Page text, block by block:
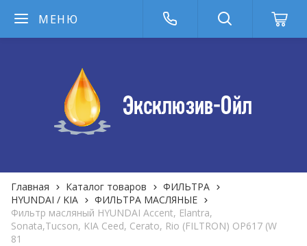
МЕНЮ
Главная Каталог товаров
ФИЛЬТРА
HYUNDAI / KIA
ФИЛЬТРА MАСЛЯНЫЕ
Фильтр масляный HYUNDAI Accent, Elantra,
Sonata,Tucson, KIA Ceed, Cerato, Rio (FILTRON) OP617 (W
81